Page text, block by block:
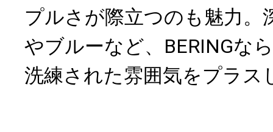
プルさが際立つのも魅力。
やブルーなど、BERINGな
洗練された雰囲気をプラス